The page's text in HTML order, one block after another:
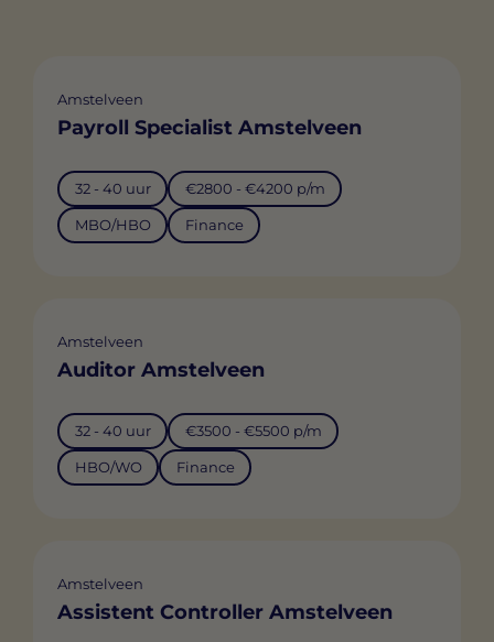
Amstelveen
Payroll Specialist Amstelveen
32 - 40 uur €2800 - €4200 p/m
MBO/HBO Finance
Amstelveen
Auditor Amstelveen
32 - 40 uur €3500 - €5500 p/m
HBO/WO Finance
Amstelveen
Assistent Controller Amstelveen